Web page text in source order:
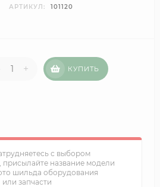
АРТИКУЛ: 101120
+ КУПИТЬ
с выбором
название модели
шильда оборудования
или запчасти